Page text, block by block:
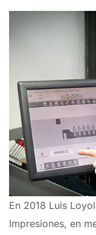
En 2018 Luis
Impresiones, en